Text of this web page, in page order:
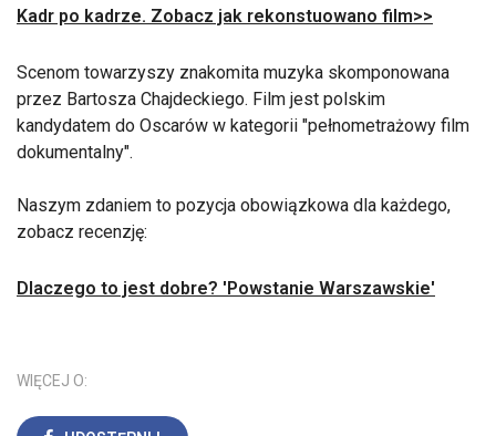
Kadr po kadrze. Zobacz jak rekonstuowano film>>
Scenom towarzyszy znakomita muzyka skomponowana
przez Bartosza Chajdeckiego. Film jest polskim
kandydatem do Oscarów w kategorii "pełnometrażowy film
dokumentalny".
Naszym zdaniem to pozycja obowiązkowa dla każdego,
zobacz recenzję:
Dlaczego to jest dobre? 'Powstanie Warszawskie'
WIĘCEJ O: